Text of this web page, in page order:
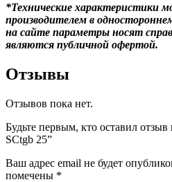
*Технические характеристики
производителем в
на сайте параметры носят
являются публичной офертой.
Отзывы
Отзывов пока нет.
Будьте первым, кто оставил отзыв
SCtgb 25”
Ваш адрес email не будет
помечены *